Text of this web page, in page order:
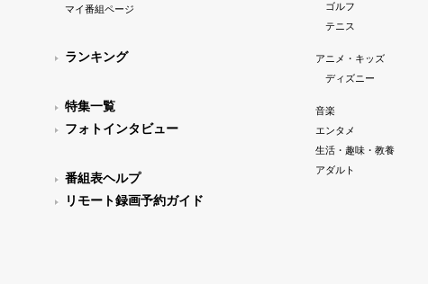
マイ番組ページ
ランキング
特集一覧
フォトインタビュー
番組表ヘルプ
リモート録画予約ガイド
ゴルフ
テニス
アニメ・キッズ
ディズニー
音楽
エンタメ
生活・趣味・教養
アダルト